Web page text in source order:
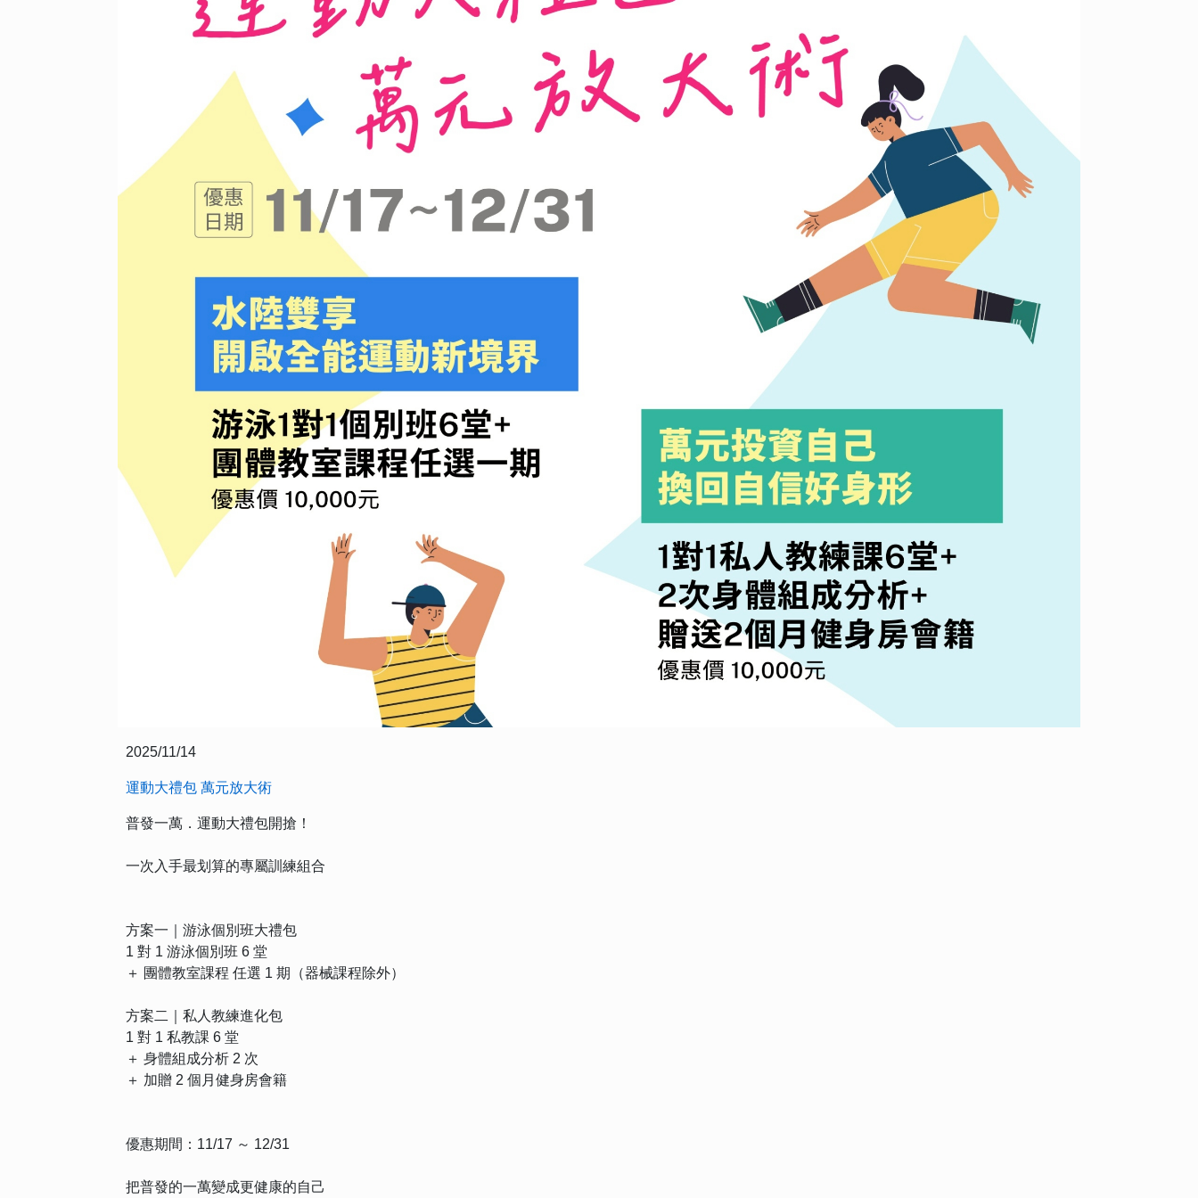
2025/11/14
運動大禮包 萬元放大術
普發一萬．運動大禮包開搶！
一次入手最划算的專屬訓練組合
方案一｜游泳個別班大禮包
1 對 1 游泳個別班 6 堂
＋ 團體教室課程 任選 1 期（器械課程除外）
方案二｜私人教練進化包
1 對 1 私教課 6 堂
＋ 身體組成分析 2 次
＋ 加贈 2 個月健身房會籍
優惠期間：11/17 ～ 12/31
把普發的一萬變成更健康的自己